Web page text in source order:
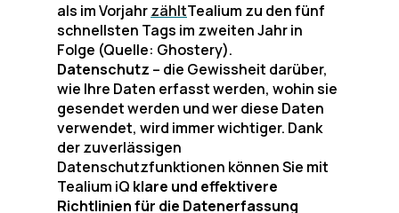
als im VorjahrzähltTealium zu den fünf
schnellsten Tags im zweiten Jahr in
Folge (Quelle: Ghostery).
Datenschutz – die Gewissheit darüber,
wie Ihre Daten erfasst werden, wohin sie
gesendet werden und wer diese Daten
verwendet, wird immer wichtiger. Dank
der zuverlässigen
Datenschutzfunktionen können Sie mit
Tealium iQ klare und effektivere
Richtlinien für die Datenerfassung